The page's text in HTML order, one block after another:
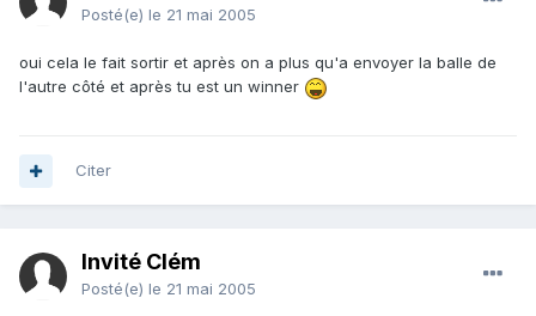
Posté(e) le 21 mai 2005
oui cela le fait sortir et après on a plus qu'a envoyer la balle de
l'autre côté et après tu est un winner
Citer
Invité Clém
Posté(e) le 21 mai 2005